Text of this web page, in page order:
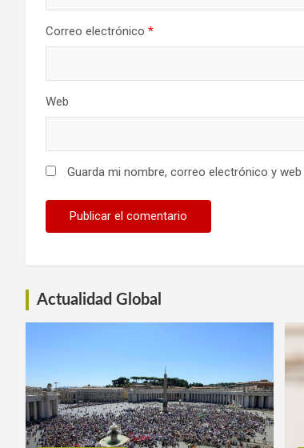
Correo electrónico *
Web
Guarda mi nombre, correo electrónico y
Actualidad Global